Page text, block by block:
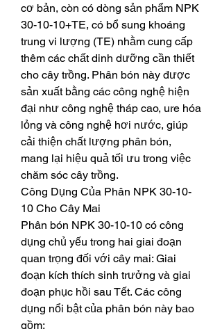
cơ bản, còn có dòng sản phẩm NPK
30-10-10+TE, có bổ sung khoáng
trung vi lượng (TE) nhằm cung cấp
thêm các chất dinh dưỡng cần thiết
cho cây trồng. Phân bón này được
sản xuất bằng các công nghệ hiện
đại như công nghệ tháp cao, ure hóa
lỏng và công nghệ hơi nước, giúp
cải thiện chất lượng phân bón,
mang lại hiệu quả tối ưu trong việc
chăm sóc cây trồng.
Công Dụng Của Phân NPK 30-10-
10 Cho Cây Mai
Phân bón NPK 30-10-10 có công
dụng chủ yếu trong hai giai đoạn
quan trọng đối với cây mai: Giai
đoạn kích thích sinh trưởng và giai
đoạn phục hồi sau Tết. Các công
dụng nổi bật của phân bón này bao
gồm: